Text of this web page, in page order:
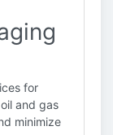
for
and gas
minimize